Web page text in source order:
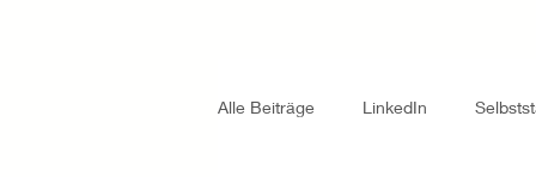
Alle Beiträge LinkedIn